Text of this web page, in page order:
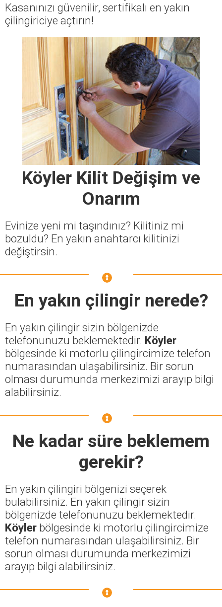
Kasanınızı güvenilir, sertifikalı en yakın
çilingiriciye açtırın!
Köyler Kilit Değişim ve
Onarım
Evinize yeni mi taşındınız? Kilitiniz mi
bozuldu? En yakın anahtarcı kilitinizi
değiştirsin.
En yakın çilingir nerede?
En yakın çilingir sizin bölgenizde
telefonunuzu beklemektedir. Köyler
bölgesinde ki motorlu çilingircimize telefon
numarasından ulaşabilirsiniz. Bir sorun
olması durumunda merkezimizi arayıp bilgi
alabilirsiniz.
Ne kadar süre beklemem
gerekir?
En yakın çilingiri bölgenizi seçerek
bulabilirsiniz. En yakın çilingir sizin
bölgenizde telefonunuzu beklemektedir.
Köyler bölgesinde ki motorlu çilingircimize
telefon numarasından ulaşabilirsiniz. Bir
sorun olması durumunda merkezimizi
arayıp bilgi alabilirsiniz.